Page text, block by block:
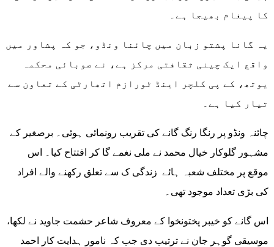
کا پیغام بھیجا ہے۔
یہ گانا پشتو زبان میں چائنا ونڈو، جو کہ پشاور میں
واقع ایک چینی ثقافتی مرکز ہے، نے صوبائی محکمہ
یوتھ، کے پی کلچر اینڈ ٹورازم اتھارٹی کے تعاون سے
تیار کیا ہے۔
چائنہ ونڈو پر رنگا رنگ گانے کی تقریب رونمائی ہوئی۔ برصغیر کے
مشہور گلوکار خیال محمد نے ملی نغمے گا کر افتتاح کیا۔ اس
موقع پر مختلف شعبہ ہائے زندگی ک سے تعلق رکھنے والے افراد
کی بڑی تعداد موجود تھی۔
اس گانے کو خیبر پختونخوا کے معروف شاعر حشمت جاوید نے لکھا،
موسیقی گوہر جان نے ترتیب دی جب کہ نامور ہدایت کار احمد